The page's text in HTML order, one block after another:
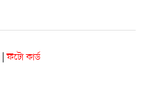
| ফটো কার্ড